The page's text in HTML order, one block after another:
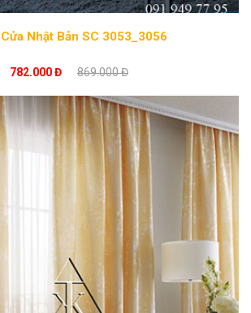
Rèm Cửa Nhật Bản SC 3053_3056
782.000 Đ 869.000 Đ